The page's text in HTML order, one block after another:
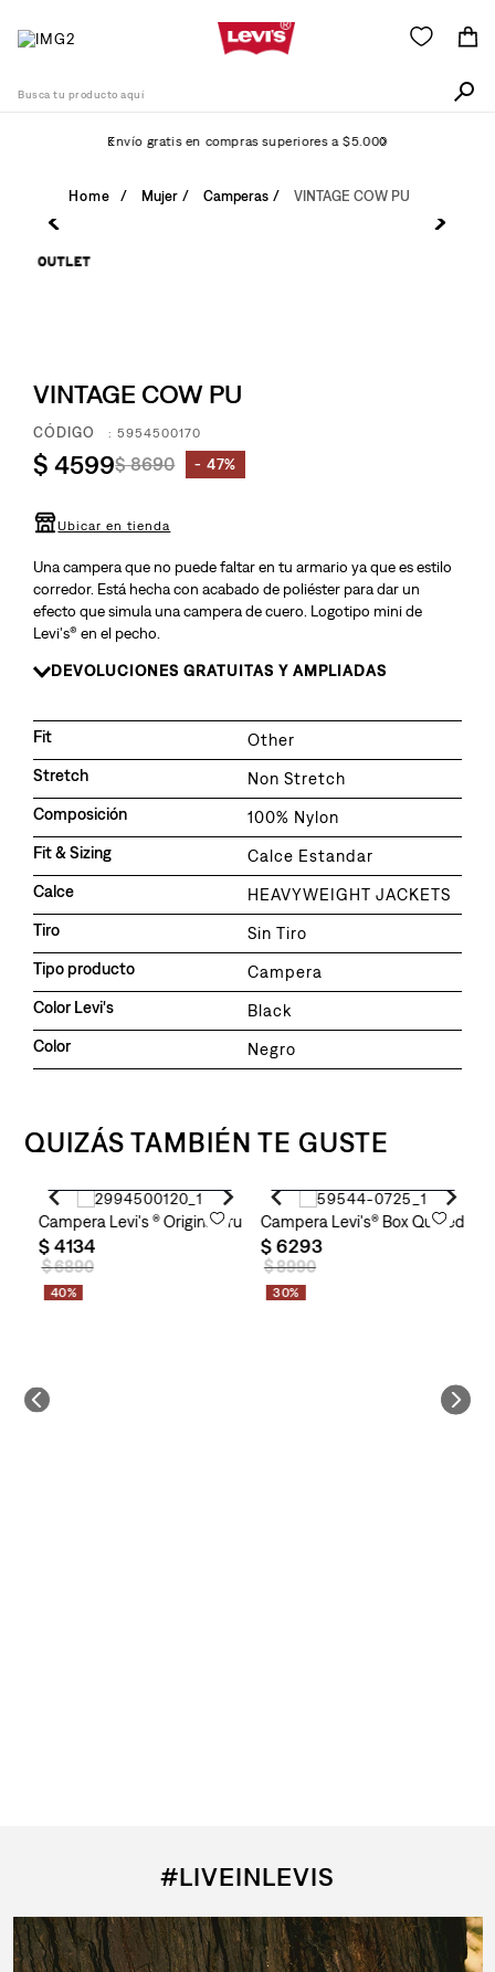
Envío gratis en compras superiores a $5.000
Mujer Camperas VINTAGE COW PU
VINTAGE COW PU
:5954500170
$ 4599$ 8690 47%
Ubicar en tienda
Una campera que no puede faltar en tu armario ya que es estilo
corredor. Está hecha con acabado de poliéster para dar un
efecto que simula una campera de cuero. Logotipo mini de
Levi's® en el pecho.
DEVOLUCIONES GRATUITAS Y AMPLIADAS
Fit
Other
Stretch
Non Stretch
Composición
100% Nylon
Fit & Sizing
Calce Estandar
Calce
HEAVYWEIGHT JACKETS
Tiro
Sin Tiro
Tipo producto
Campera
Color Levi's
Black
Color
Negro
QUIZÁS TAMBIÉN TE GUSTE
Trucker para Mujer
Agregar al carrito
Campera Levi's ® Original Trucker para Mujer
$ 4134
$6890
40%
Agregar al carrito
Campera Levi's® Box Quilted
$6293
$8990
30%
#LIVEINLEVIS
Términos Más Buscados
511
505
. 502
. 726
. campera
jean